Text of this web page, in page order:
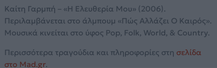
Καίτη Γαρμπή – «Η Ελευθερία Μου» (2006).
Περιλαμβάνεται στο άλμπουμ «Πώς Αλλάζει Ο Καιρός».
Μουσικά κινείται στο ύφος Pop, Folk, World, & Country.
Περισσότερα τραγούδια και πληροφορίες στη σελίδα
στο Mad.gr.